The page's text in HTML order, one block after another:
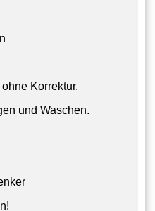
Korrektur.
und Waschen.